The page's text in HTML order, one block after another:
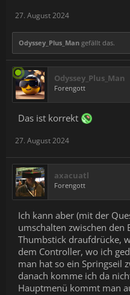
27. August 2024
Odyssey_Plus_Man gefällt das.
Odyssey_Plus_Man
Forengott
Das ist korrekt
27. August 2024
axacuatl
Forengott
Ich kann aber (mit der
umschalten zwischen den
Thumbstick draufdrücke,
dem Controller, wo ich
man hat so ein Springseil
danach komme ich da
Hauptmenü kommt man